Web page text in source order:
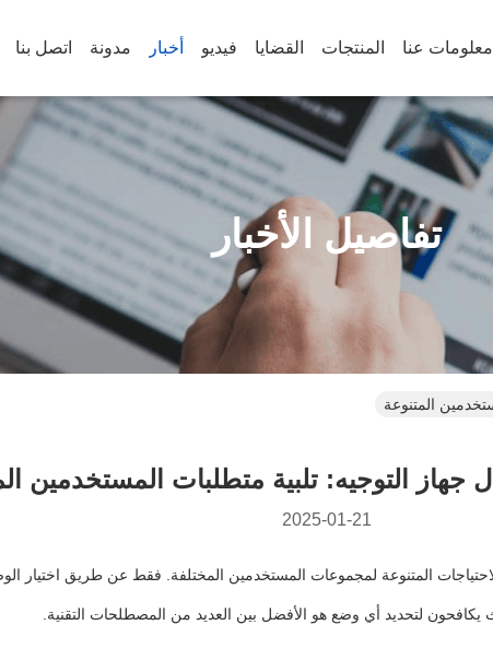
معلومات عنا المنتجات القضايا فيديو أخبار مدونة اتصل بنا
تفاصيل الأخبار
المتنوعة
التوجيه: تلبية متطلبات المستخدمين
2025-01-21
المتنوعة لمجموعات المستخدمين المختلفة. فقط عن طريق اختيار
يكافحون لتحديد أي وضع هو الأفضل بين العديد من المصطلحات التقنية.